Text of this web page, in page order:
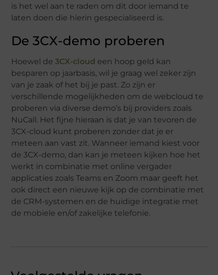
is het wel aan te raden om dit door iemand te
laten doen die hierin gespecialiseerd is.
De 3CX-demo proberen
Hoewel de3CX-cloud een hoop geld kan
besparen op jaarbasis, wil je graag wel zeker zijn
van je zaak of het bij je past. Zo zijn er
verschillende mogelijkheden om de webcloud te
proberen via diverse demo’s bij providers zoals
NuCall. Het fijne hieraan is dat je van tevoren de
3CX-cloud kunt proberen zonder dat je er
meteen aan vast zit. Wanneer iemand kiest voor
de 3CX-demo, dan kan je meteen kijken hoe het
werkt in combinatie met online vergader
applicaties zoals Teams en Zoom maar geeft het
ook direct een nieuwe kijk op de combinatie met
de CRM-systemen en de huidige integratie met
de mobiele en/of zakelijke telefonie.